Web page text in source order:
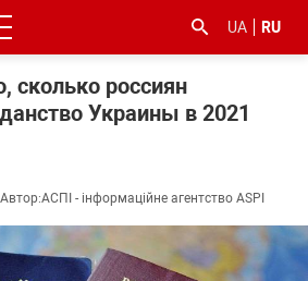
UA RU
сколько россиян
Украины в 2021
Автор:АСПІ - інформаційне агентство ASPI
#гфс #Киев #коронавірус